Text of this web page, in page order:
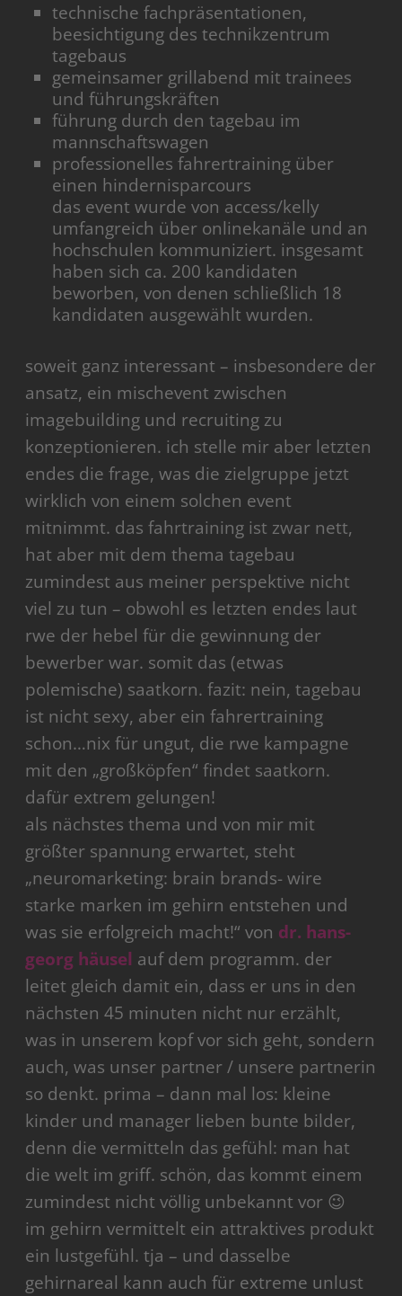
technische fachpräsentationen,
beesichtigung des technikzentrum
tagebaus
gemeinsamer grillabend mit trainees
und führungskräften
führung durch den tagebau im
mannschaftswagen
professionelles fahrertraining über
einen hindernisparcours
das event wurde von access/kelly
umfangreich über onlinekanäle und an
hochschulen kommuniziert. insgesamt
haben sich ca. 200 kandidaten
beworben, von denen schließlich 18
kandidaten ausgewählt wurden.
soweit ganz interessant – insbesondere der
ansatz, ein mischevent zwischen
imagebuilding und recruiting zu
konzeptionieren. ich stelle mir aber letzten
endes die frage, was die zielgruppe jetzt
wirklich von einem solchen event
mitnimmt. das fahrtraining ist zwar nett,
hat aber mit dem thema tagebau
zumindest aus meiner perspektive nicht
viel zu tun – obwohl es letzten endes laut
rwe der hebel für die gewinnung der
bewerber war. somit das (etwas
polemische) saatkorn. fazit: nein, tagebau
ist nicht sexy, aber ein fahrertraining
schon…nix für ungut, die rwe kampagne
mit den „großköpfen“ findet saatkorn.
dafür extrem gelungen!
als nächstes thema und von mir mit
größter spannung erwartet, steht
„neuromarketing: brain brands- wire
starke marken im gehirn entstehen und
was sie erfolgreich macht!“ von dr. hans-
georg häusel auf dem programm. der
leitet gleich damit ein, dass er uns in den
nächsten 45 minuten nicht nur erzählt,
was in unserem kopf vor sich geht, sondern
auch, was unser partner / unsere partnerin
so denkt. prima – dann mal los: kleine
kinder und manager lieben bunte bilder,
denn die vermitteln das gefühl: man hat
die welt im griff. schön, das kommt einem
zumindest nicht völlig unbekannt vor 😉
im gehirn vermittelt ein attraktives produkt
ein lustgefühl. tja – und dasselbe
gehirnareal kann auch für extreme unlust